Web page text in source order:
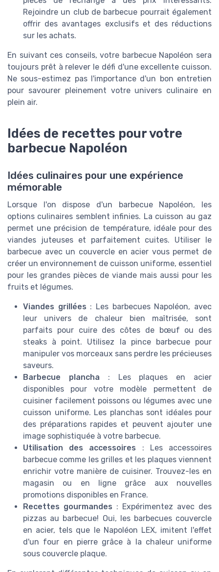
Rejoindre un club de barbecue pourrait également
offrir des avantages exclusifs et des réductions
sur les achats.
En suivant ces conseils, votre barbecue Napoléon sera
toujours prêt à relever le défi d'une excellente cuisson.
Ne sous-estimez pas l'importance d'un bon entretien
pour savourer pleinement votre univers culinaire en
plein air.
Idées de recettes pour votre
barbecue Napoléon
Idées culinaires pour une expérience
mémorable
Lorsque l'on dispose d'un barbecue Napoléon, les
options culinaires semblent infinies. La cuisson au gaz
permet une précision de température, idéale pour des
viandes juteuses et parfaitement cuites. Utiliser le
barbecue avec un couvercle en acier vous permet de
créer un environnement de cuisson uniforme, essentiel
pour les grandes pièces de viande mais aussi pour les
fruits et légumes.
Viandes grillées : Les barbecues Napoléon, avec
leur univers de chaleur bien maîtrisée, sont
parfaits pour cuire des côtes de bœuf ou des
steaks à point. Utilisez la pince barbecue pour
manipuler vos morceaux sans perdre les précieuses
saveurs.
Barbecue plancha : Les plaques en acier
disponibles pour votre modèle permettent de
cuisiner facilement poissons ou légumes avec une
cuisson uniforme. Les planchas sont idéales pour
des préparations rapides et peuvent ajouter une
image sophistiquée à votre barbecue.
Utilisation des accessoires : Les accessoires
barbecue comme les grilles et les plaques viennent
enrichir votre manière de cuisiner. Trouvez-les en
magasin ou en ligne grâce aux nouvelles
promotions disponibles en France.
Recettes gourmandes : Expérimentez avec des
pizzas au barbecue! Oui, les barbecues couvercle
en acier, tels que le Napoléon LEX, imitent l'effet
d'un four en pierre grâce à la chaleur uniforme
sous couvercle plaque.